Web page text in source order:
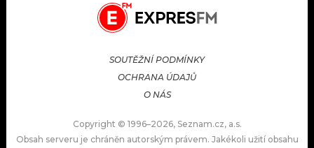
SOUTĚŽNÍ PODMÍNKY
OCHRANA ÚDAJŮ
O NÁS
Copyright © 1996–2026, Seznam.cz, a.s.
Obsah serveru je chráněn autorským právem. Jakékoli užití obsahu